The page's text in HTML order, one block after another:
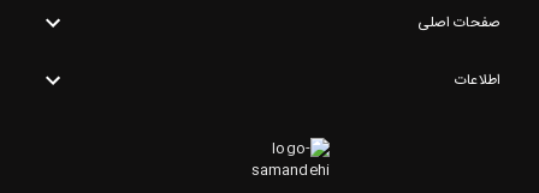
صفحات اصلی
اطلاعات